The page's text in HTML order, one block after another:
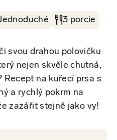
3 porcie
svou drahou polovičku
nejen skvěle chutná,
Recept na kuřecí prsa s
a rychlý pokrm na
zazářit stejně jako vy!